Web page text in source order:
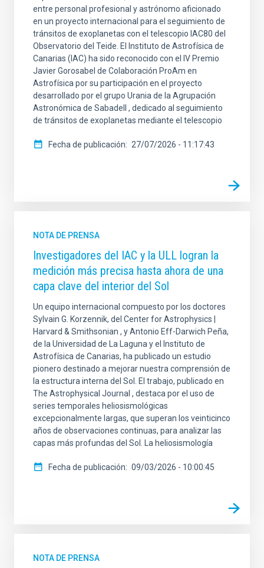
entre personal profesional y astrónomo aficionado
en un proyecto internacional para el seguimiento de
tránsitos de exoplanetas con el telescopio IAC80 del
Observatorio del Teide. El Instituto de Astrofísica de
Canarias (IAC) ha sido reconocido con el IV Premio
Javier Gorosabel de Colaboración ProAm en
Astrofísica por su participación en el proyecto
desarrollado por el grupo Urania de la Agrupación
Astronómica de Sabadell , dedicado al seguimiento
de tránsitos de exoplanetas mediante el telescopio
Fecha de publicación 27/07/2026 - 11:17:43
NOTA DE PRENSA
Investigadores del IAC y la ULL logran la
medición más precisa hasta ahora de una
capa clave del interior del Sol
Un equipo internacional compuesto por los doctores
Sylvain G. Korzennik, del Center for Astrophysics |
Harvard & Smithsonian , y Antonio Eff-Darwich Peña,
de la Universidad de La Laguna y el Instituto de
Astrofísica de Canarias, ha publicado un estudio
pionero destinado a mejorar nuestra comprensión de
la estructura interna del Sol. El trabajo, publicado en
The Astrophysical Journal , destaca por el uso de
series temporales heliosismológicas
excepcionalmente largas, que superan los veinticinco
años de observaciones continuas, para analizar las
capas más profundas del Sol. La heliosismología
Fecha de publicación 09/03/2026 - 10:00:45
NOTA DE PRENSA